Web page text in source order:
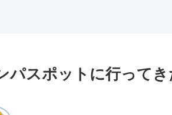
パスポットに行って